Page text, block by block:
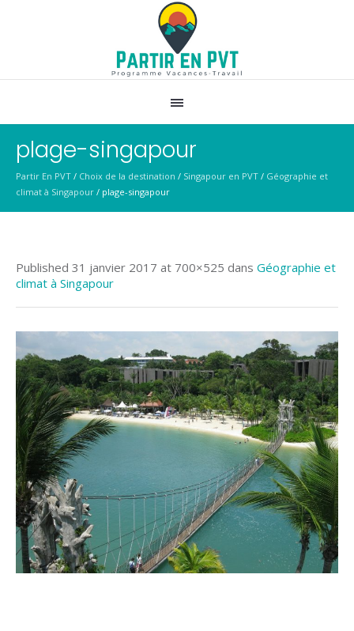
plage-singapour
Partir En PVT / Choix de la destination / Singapour en PVT / Géographie et
climat à Singapour / plage-singapour
Published 31 janvier 2017 at 700×525 dans Géographie et
climat à Singapour